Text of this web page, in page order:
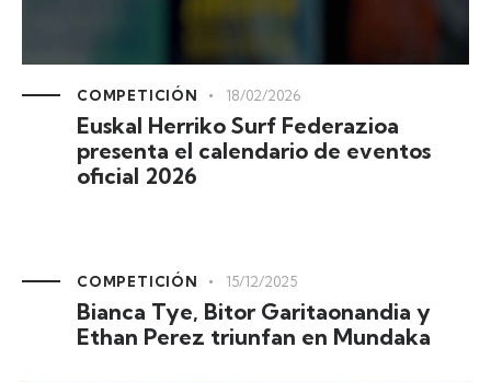
COMPETICIÓN 18/02/2026
Euskal Herriko Surf Federazioa
presenta el calendario de eventos
oficial 2026
COMPETICIÓN 15/12/2025
Bianca Tye, Bitor Garitaonandia y
Ethan Perez triunfan en Mundaka